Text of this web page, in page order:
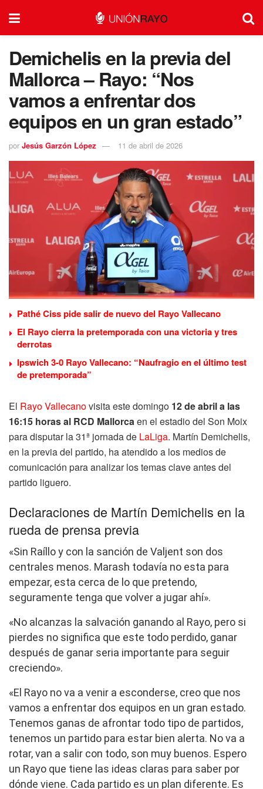
Demichelis en la previa del
Mallorca – Rayo: “Nos
vamos a enfrentar dos
equipos en un gran estado”
por Jesús Garzón López 11 de abril de 2026
Pathé Ciss pide salir de nuevo del Rayo Vallecano
El Rayo cierra la pretemporada con una victoria y tres
derrotas
Ipswich 3-0 Rayo Vallecano: “Naufragio en el último test
de pretemporada”
El Rayo Vallecanovisita este domingo 12 de abril a las
16:15 horas al RCD Mallorcaen el estadio del Son Moix
para disputar la 31ª jornada de LaLiga. Martín Demichelis,
en la previa del partido, ha atendido a los medios de
comunicación para analizar los temas clave antes del
partido liguero.
Declaraciones de Martín Demichelis en la
rueda de prensa previa
«Sin Raíllo y con la sanción de Valjent son dos
centrales menos. Marash todavía no esta para
empezar, esta cerca de lo que pretendo,
seguramente tenga que volver a jugar ahí».
«No alcanzas la salvación ganando al Rayo, pero si
pierdes no significa que este todo perdido, ganar
después de ganar seria importante para seguir
creciendo».
«El Rayo no va a venir a esconderse, creo que nos
vamos a enfrentar dos equipos en un gran estado.
Tenemos ganas de afrontar todo tipo de partidos,
tenemos un partido para estar bien alerta. No va a
rotar, van a salir con todo, son muy buenos. Espero
un Rayo que tiene las ideas claras para saber por
dónde viene. Cada partido es un plan diferente. Es